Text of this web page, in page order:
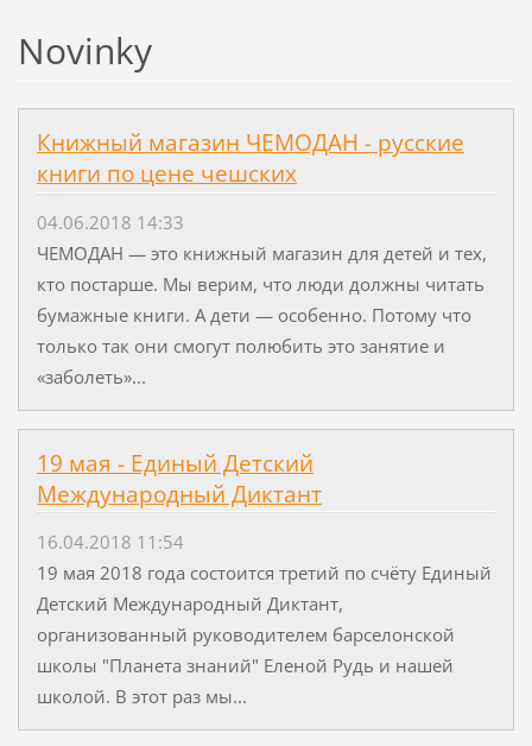
Novinky
Книжный магазин ЧЕМОДАН - русские
книги по цене чешских
04.06.2018 14:33
ЧЕМОДАН — это книжный магазин для детей и тех,
кто постарше. Мы верим, что люди должны читать
бумажные книги. А дети — особенно. Потому что
только так они смогут полюбить это занятие и
«заболеть»...
19 мая - Единый Детский
Международный Диктант
16.04.2018 11:54
19 мая 2018 года состоится третий по счёту Единый
Детский Международный Диктант,
организованный руководителем барселонской
школы "Планета знаний" Еленой Рудь и нашей
школой. В этот раз мы...